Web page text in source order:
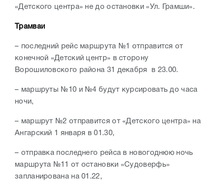
«Детского центра» не до остановки «Ул. Грамши».
Трамваи
– последний рейс маршрута №1 отправится от
конечной «Детский центр» в сторону
Ворошиловского района 31 декабря в 23.00.
– маршруты №10 и №4 будут курсировать до часа
ночи,
– маршрут №2 отправится от «Детского центра» на
Ангарский 1 января в 01.30,
– отправка последнего рейса в новогоднюю ночь
маршрута №11 от остановки «Судоверфь»
запланирована на 01.22,